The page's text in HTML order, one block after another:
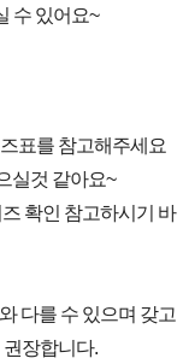
수 있어요~
표를 참고해주세요
실것 같아요~
확인 참고하시기 바
다를 수 있으며 갖고
장합니다.